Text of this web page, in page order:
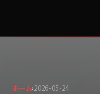
ホーム›2026-05-24